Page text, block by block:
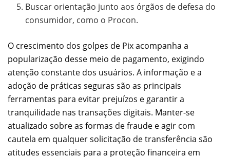
Buscar orientação junto aos órgãos de defesa do
consumidor, como o Procon.
O crescimento dos golpes de Pix acompanha a
popularização desse meio de pagamento, exigindo
atenção constante dos usuários. A informação e a
adoção de práticas seguras são as principais
ferramentas para evitar prejuízos e garantir a
tranquilidade nas transações digitais. Manter-se
atualizado sobre as formas de fraude e agir com
cautela em qualquer solicitação de transferência são
atitudes essenciais para a proteção financeira em